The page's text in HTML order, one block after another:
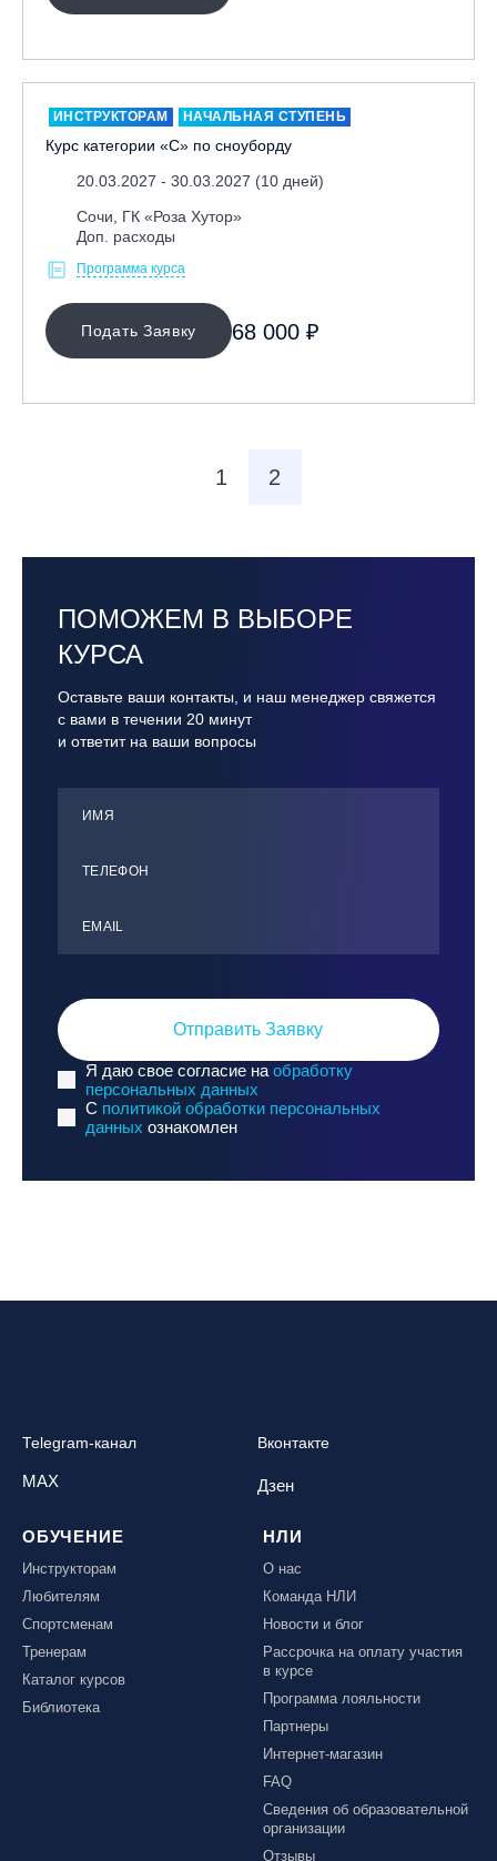
ИНСТРУКТОРАМ НАЧАЛЬНАЯ СТУПЕНЬ
Курс категории «С» по сноуборду
20.03.2027 - 30.03.2027 (10 дней)
Сочи, ГК «Роза Хутор»
Доп. расходы
Программа курса
Подать Заявку 68 000 ₽
1 2
ПОМОЖЕМ В ВЫБОРЕ
КУРСА
Оставьте ваши контакты, и наш менеджер свяжется
с вами в течении 20 минут
и ответит на ваши вопросы
ИМЯ
ТЕЛЕФОН
ЕMАIL
Отправить Заявку
Я даю свое согласие на обработку
персональных данных
C политикой обработки персональных
данных ознакомлен
Telegram-канал Вконтакте
MAX Дзен
ОБУЧЕНИЕ
Инструкторам
Любителям
Спортсменам
Тренерам
Каталог курсов
Библиотека
НЛИ
О нас
Команда НЛИ
Новости и блог
Рассрочка на оплату участия
в курсе
Программа лояльности
Партнеры
Интернет-магазин
FAQ
Сведения об образовательной
организации
Отзывы